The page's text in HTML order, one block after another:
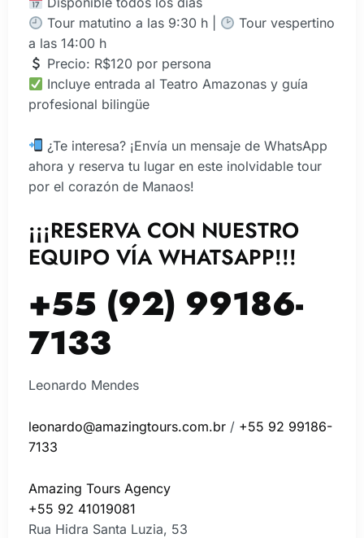
Tour matutino a las 9:30 h |
Tour vespertino
a las 14:00 h
Precio: R$120 por persona
Incluye entrada al Teatro Amazonas y guía
profesional bilingüe
¿Te interesa? ¡Envía un mensaje de WhatsApp
ahora y reserva tu lugar en este inolvidable tour
por el corazón de Manaos!
¡¡¡RESERVA CON NUESTRO
EQUIPO VÍA WHATSAPP!!!
+55 (92) 99186-
7133
Leonardo Mendes
leonardo@amazingtours.com.br / +55 92 99186-
7133
Amazing Tours Agency
+55 92 41019081
Rua Hidra Santa Luzia, 53